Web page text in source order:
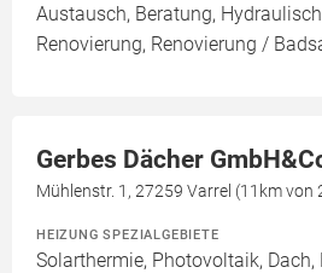
Austausch, Beratung,
Renovierung, Renovierung /
Gerbes Dächer
Mühlenstr. 1, 27259 Varrel (11km von
HEIZUNG SPEZIALGEBIETE
Solarthermie, Photovoltaik, Dach,